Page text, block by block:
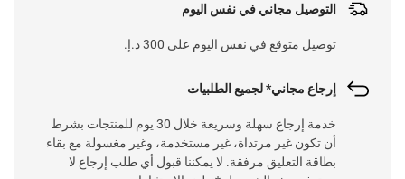
التوصيل مجاني في نفس اليوم
توصيل متوقع في نفس اليوم على 300 د.إ.
إرجاع مجاني* لجميع الطلبيات
خدمة إرجاع سهلة وسريعة خلال 30 يوم للمنتجات بشرط
أن تكون غير مرتداة، غير مستخدمة، وغير مغسولة مع بقاء
بطاقة التعليق مرفقة. لا يمكننا قبول أي طلب إرجاع لا